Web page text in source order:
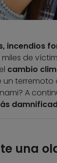
incendios
de
cambio
A
una